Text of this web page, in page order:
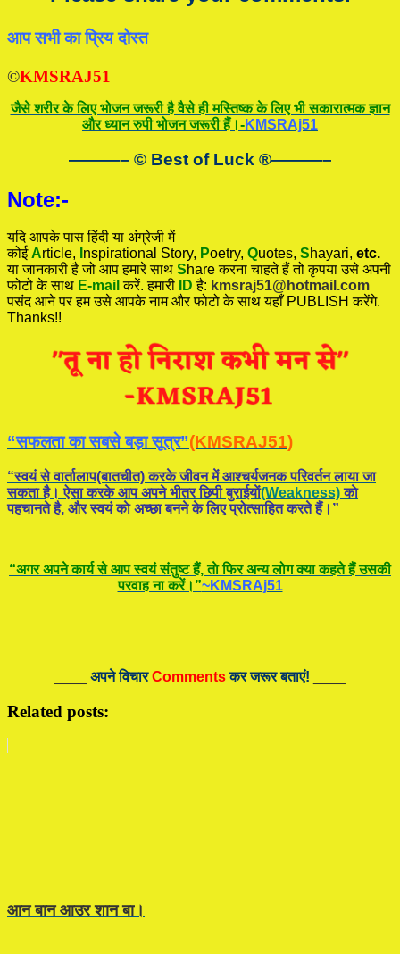
आप सभी का प्रिय दोस्त
©KMSRAJ51
जैसे शरीर के लिए भोजन जरूरी है वैसे ही मस्तिष्क के लिए भी सकारात्मक ज्ञान
और ध्यान रुपी भोजन जरूरी हैं।-KMSRAj51
———– © Best of Luck ®———–
Note:-
यदि आपके पास हिंदी या अंग्रेजी में
कोईArticle, nspirational Story, Poetry, Quotes, Shayari, etc.
या जानकारी है जो आप हमारे साथ Share करना चाहते हैं तो कृपया उसे अपनी
फोटो के साथ E-mail करें. हमारी IDहै: kmsraj51@hotmail.com
पसंद आने पर हम उसे आपके नाम और फोटो के साथ यहाँ PUBLISH करेंगे.
Thanks!!
“सफलता का सबसे बड़ा सूत्र”(KMSRAJ51)
“स्वयं से वार्तालाप(बातचीत) करके जीवन में आश्चर्यजनक परिवर्तन लाया जा
सकता है। ऐसा करके आप अपने भीतर छिपी बुराईयाें(Weakness)काे
पहचानते है, और स्वयं काे अच्छा बनने के लिए प्रोत्साहित करते हैं।”
“अगर अपने कार्य से आप स्वयं संतुष्ट हैं, ताे फिर अन्य लोग क्या कहते हैं उसकी
परवाह ना करें।”~KMSRAj51
अपने विचारCommentsकर जरूर बताएं!
Related posts:
आन बान आउर शान बा।